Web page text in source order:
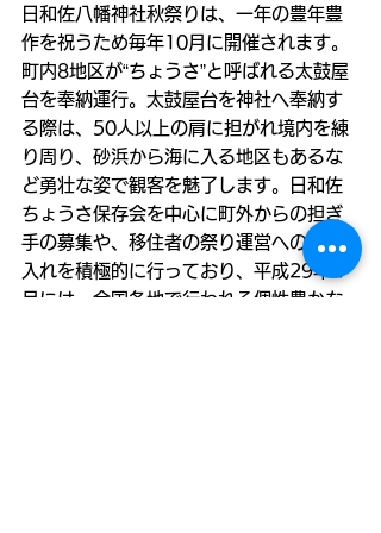
日和佐八幡神社秋祭りは、一年の豊年豊
作を祝うため毎年10月に開催されます。
町内8地区が“ちょうさ”と呼ばれる太鼓屋
台を奉納運行。太鼓屋台を神社へ奉納す
る際は、50人以上の肩に担がれ境内を練
り周り、砂浜から海に入る地区もあるな
ど勇壮な姿で観客を魅了します。日和佐
ちょうさ保存会を中心に町外からの担ぎ
手の募集や、移住者の祭り運営への受け
入れを積極的に行っており、平成29年2
月には、全国各地で行われる個性豊かな